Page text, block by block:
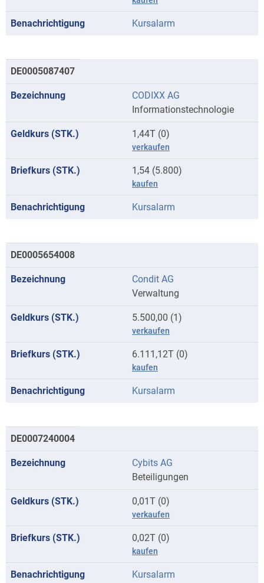
Kursalarm
DE0005087407
CODIXX AG
Informationstechnologie
1,44T (0)
verkaufen
1,54 (5.800)
kaufen
Kursalarm
DE0005654008
Condit AG
Verwaltung
5.500,00 (1)
verkaufen
6.111,12T (0)
kaufen
Kursalarm
DE0007240004
Cybits AG
Beteiligungen
0,01T (0)
verkaufen
0,02T (0)
kaufen
Kursalarm